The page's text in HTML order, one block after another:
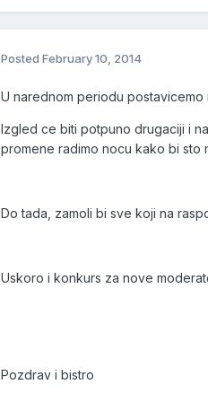
Posted February 10, 2014
U narednom periodu
Izgled ce biti potpuno drugaciji i
promene radimo nocu kako bi sto
Do tada, zamoli bi sve koji na
Uskoro i konkurs za nove
Pozdrav i bistro